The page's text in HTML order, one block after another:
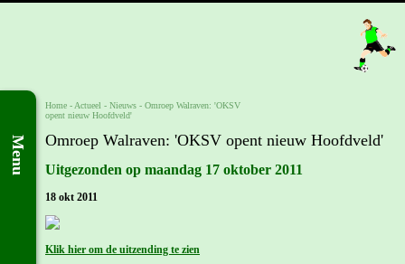
Menu
Home - Actueel - Nieuws - Omroep Walraven: 'OKSV
opent nieuw Hoofdveld'
Omroep Walraven: 'OKSV opent nieuw Hoofdveld'
Uitgezonden op maandag 17 oktober 2011
18 okt 2011
Klik hier om de uitzending te zien